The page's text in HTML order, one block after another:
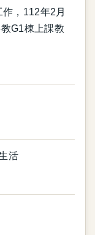
，112年2月
G1棟上課教
活